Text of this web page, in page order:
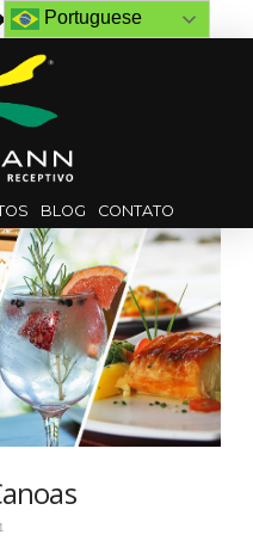
BLOG CONTATO
Portuguese